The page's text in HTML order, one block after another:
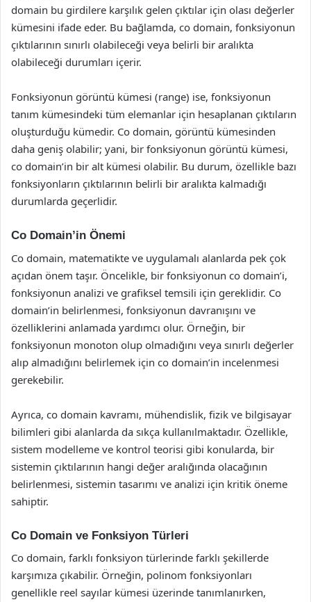
domain bu girdilere karşılık gelen çıktılar için olası değerler
kümesini ifade eder. Bu bağlamda, co domain, fonksiyonun
çıktılarının sınırlı olabileceği veya belirli bir aralıkta
olabileceği durumları içerir.
Fonksiyonun görüntü kümesi (range) ise, fonksiyonun
tanım kümesindeki tüm elemanlar için hesaplanan çıktıların
oluşturduğu kümedir. Co domain, görüntü kümesinden
daha geniş olabilir; yani, bir fonksiyonun görüntü kümesi,
co domain’in bir alt kümesi olabilir. Bu durum, özellikle bazı
fonksiyonların çıktılarının belirli bir aralıkta kalmadığı
durumlarda geçerlidir.
Co Domain’in Önemi
Co domain, matematikte ve uygulamalı alanlarda pek çok
açıdan önem taşır. Öncelikle, bir fonksiyonun co domain’i,
fonksiyonun analizi ve grafiksel temsili için gereklidir. Co
domain’in belirlenmesi, fonksiyonun davranışını ve
özelliklerini anlamada yardımcı olur. Örneğin, bir
fonksiyonun monoton olup olmadığını veya sınırlı değerler
alıp almadığını belirlemek için co domain’in incelenmesi
gerekebilir.
Ayrıca, co domain kavramı, mühendislik, fizik ve bilgisayar
bilimleri gibi alanlarda da sıkça kullanılmaktadır. Özellikle,
sistem modelleme ve kontrol teorisi gibi konularda, bir
sistemin çıktılarının hangi değer aralığında olacağının
belirlenmesi, sistemin tasarımı ve analizi için kritik öneme
sahiptir.
Co Domain ve Fonksiyon Türleri
Co domain, farklı fonksiyon türlerinde farklı şekillerde
karşımıza çıkabilir. Örneğin, polinom fonksiyonları
genellikle reel sayılar kümesi üzerinde tanımlanırken,